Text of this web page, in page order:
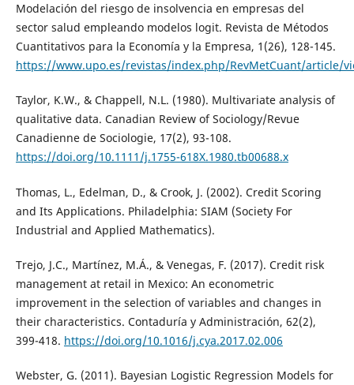
Modelación del riesgo de insolvencia en empresas del
sector salud empleando modelos logit. Revista de Métodos
Cuantitativos para la Economía y la Empresa, 1(26), 128-145.
https://www.upo.es/revistas/index.php/RevMetCuant/article/
Taylor, K.W., & Chappell, N.L. (1980). Multivariate analysis of
qualitative data. Canadian Review of Sociology/Revue
Canadienne de Sociologie, 17(2), 93-108.
https://doi.org/10.1111/j.1755-618X.1980.tb00688.x
Thomas, L., Edelman, D., & Crook, J. (2002). Credit Scoring
and Its Applications. Philadelphia: SIAM (Society For
Industrial and Applied Mathematics).
Trejo, J.C., Martínez, M.Á., & Venegas, F. (2017). Credit risk
management at retail in Mexico: An econometric
improvement in the selection of variables and changes in
their characteristics. Contaduría y Administración, 62(2),
399-418. https://doi.org/10.1016/j.cya.2017.02.006
Webster, G. (2011). Bayesian Logistic Regression Models for